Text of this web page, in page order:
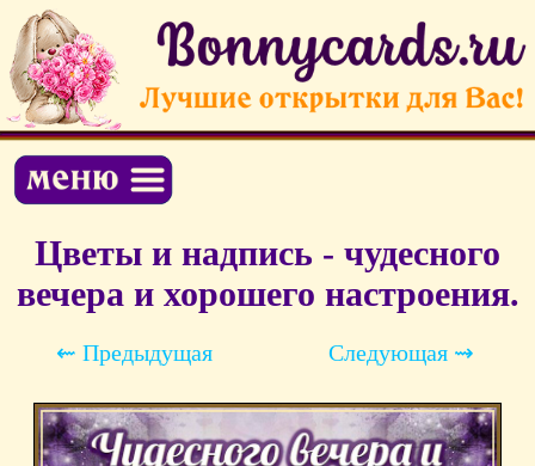
Цветы и надпись - чудесного
вечера и хорошего настроения.
⇜ Предыдущая Следующая ⇝